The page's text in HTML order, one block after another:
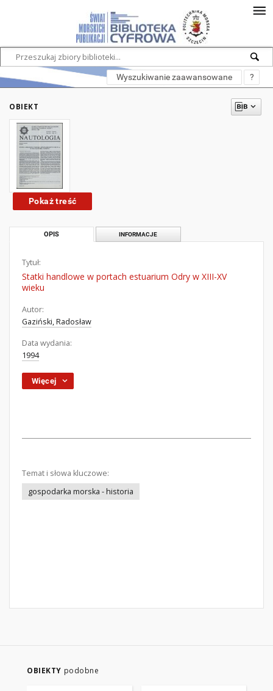
Wyszukiwanie zaawansowane ?
OBIEKT
Pokaż treść
OPIS INFORMACJE
Tytuł:
Statki handlowe w portach estuarium Odry w XIII-XV
wieku
Autor:
Gaziński, Radosław
Data wydania:
1994
Więcej
Temat i słowa kluczowe:
gospodarka morska - historia
OBIEKTY podobne